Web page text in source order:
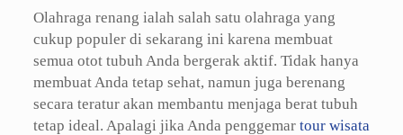
Olahraga renang ialah salah satu olahraga yang
cukup populer di sekarang ini karena membuat
semua otot tubuh Anda bergerak aktif. Tidak hanya
membuat Anda tetap sehat, namun juga berenang
secara teratur akan membantu menjaga berat tubuh
tetap ideal. Apalagi jika Anda penggemar tour wisata